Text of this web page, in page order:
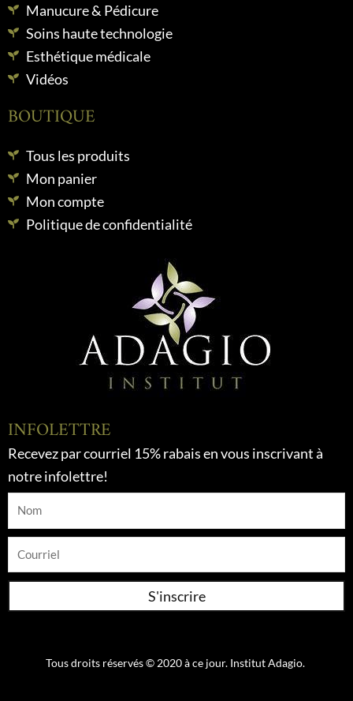
Manucure & Pédicure
Soins haute technologie
Esthétique médicale
Vidéos
BOUTIQUE
Tous les produits
Mon panier
Mon compte
Politique de confidentialité
INFOLETTRE
Recevez par courriel 15% rabais en vous inscrivant à
notre infolettre!
Nom
Courriel
S'inscrire
Tous droits réservés © 2020 à ce jour. Institut Adagio.